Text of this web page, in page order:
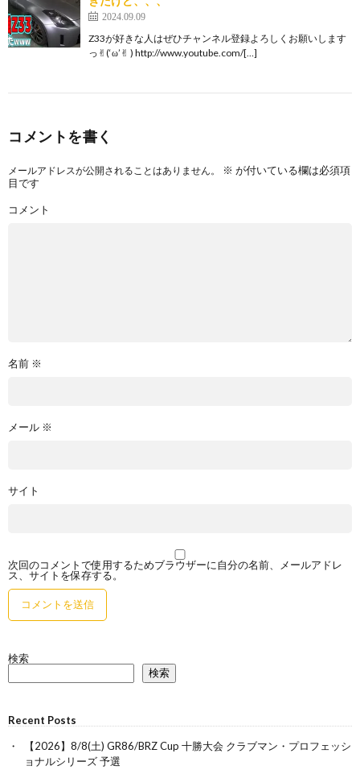
2024.09.09
Z33が好きな人はぜひチャンネル登録よろしくお願いします
っ✌︎(‘ω’✌︎ ) http://www.youtube.com/[…]
コメントを書く
メールアドレスが公開されることはありません。 ※ が付いている欄は必須項
目です
コメント
名前 ※
メール ※
サイト
次回のコメントで使用するためブラウザーに自分の名前、メールアドレ
ス、サイトを保存する。
検索
検索
Recent Posts
【2026】8/8(土) GR86/BRZ Cup 十勝大会 クラブマン・プロフェッシ
ョナルシリーズ 予選